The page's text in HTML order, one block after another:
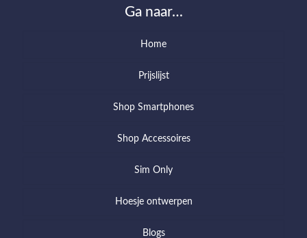
Ga naar…
Home
Prijslijst
Shop Smartphones
Shop Accessoires
Sim Only
Hoesje ontwerpen
Blogs